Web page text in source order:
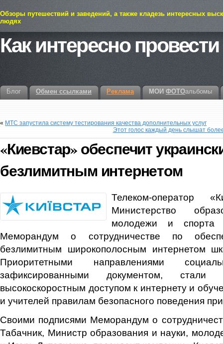
Обзоры путешествий и заведений, а также кладезь интересных
людях
Как интересно
Блог Обмен ссылками Реклама МОИ ФОТОальбомы
« МТС запустила систему тестирования качества дополнительных услуг
Этот голос каждый день слышат
«Киевстар» обеспечит
безлимитным интернетом
Телеком-оператор
Министерство
молодежи и спорта
Меморандум о сотрудничестве по
безлимитным широкополосным интернетом
Приоритетными направлениями
зафиксированными документом, стали
высокоскоростным доступом к интернету и
и учителей правилам безопасного поведения
Своими подписями Меморандум о
Табачник, Министр образования и науки,